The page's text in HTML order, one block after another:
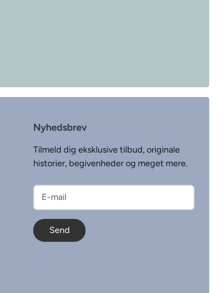
Nyhedsbrev
Tilmeld dig eksklusive tilbud, originale
historier, begivenheder og meget mere.
Send